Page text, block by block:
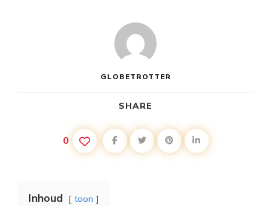
GLOBETROTTER
SHARE
0
Inhoud toon